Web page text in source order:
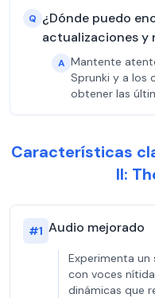
Q ¿Dónde puedo
actualizaciones y
A Mantente
Sprunki y a los
obtener las
Características
II:
#1 Audio mejorado
Experimenta
con voces
dinámicas que